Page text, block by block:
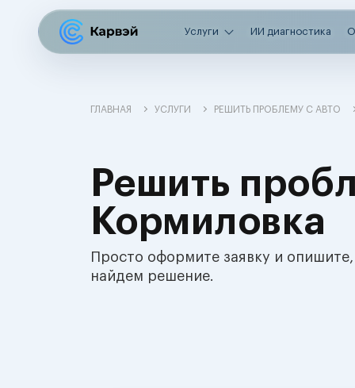
Услуги ИИ диагностика
ГЛАВНАЯ УСЛУГИ РЕШИТЬ ПРОБЛЕМУ С АВТО
Решить
Кормиловка
Просто оформите заявку и
найдем решение.